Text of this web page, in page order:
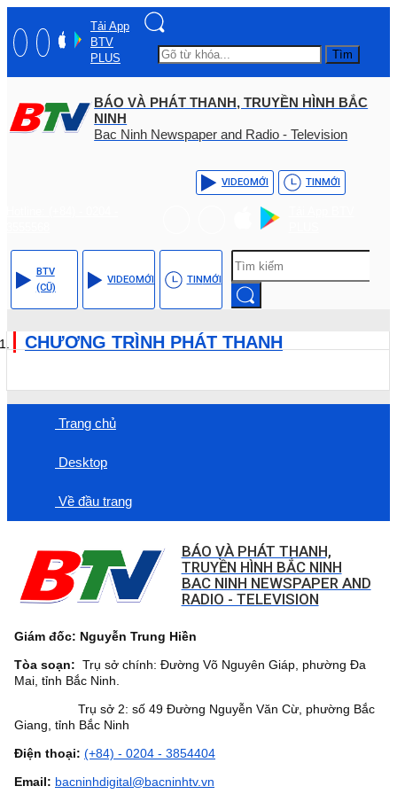
Tải App
BTV
PLUS
Tìm
BÁO VÀ PHÁT THANH, TRUYỀN HÌNH BẮC
NINH
Bac Ninh Newspaper and Radio - Television
VIDEOMỚI TINMỚI
BTV
(CŨ)
VIDEOMỚI TINMỚI
CHƯƠNG TRÌNH PHÁT THANH
Trang chủ
Desktop
Về đầu trang
BÁO VÀ PHÁT THANH,
TRUYỀN HÌNH BẮC NINH
BAC NINH NEWSPAPER AND
RADIO - TELEVISION
Giám đốc: Nguyễn Trung Hiền
Tòa soạn: Trụ sở chính: Đường Võ Nguyên Giáp, phường Đa
Mai, tỉnh Bắc Ninh.
Trụ sở 2: số 49 Đường Nguyễn Văn Cừ, phường Bắc
Giang, tỉnh Bắc Ninh
Điện thoại: (+84) - 0204 - 3854404
Email: bacninhdigital@bacninhtv.vn